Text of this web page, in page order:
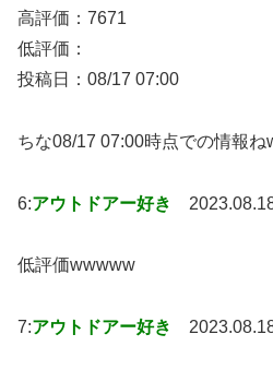
高評価：7671
低評価：
投稿日：08/17 07:00
ちな08/17 07:00時点での情報ね
6:アウトドアー好き
低評価wwwww
7:アウトドアー好き